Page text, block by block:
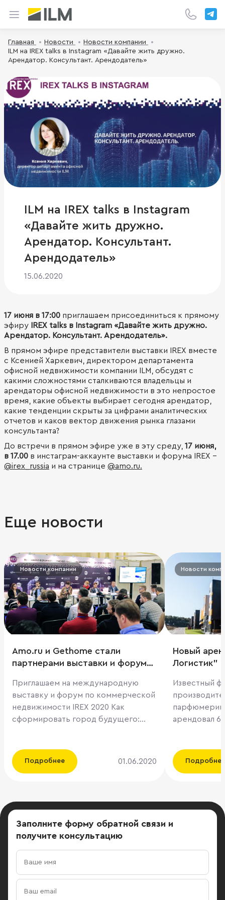
Главная Новости
Новости компании
ILM на IREX talks в Instagram «Давайте жить дружно.
Арендатор. Консультант. Арендодатель»
ILM на IREX talks в Instagram
«Давайте жить дружно.
Арендатор. Консультант.
Арендодатель»
15.06.2020
17 июня в 17:00 приглашаем присоединиться к прямому
эфиру
IREX talks в Instagram «Давайте жить дружно.
Арендатор. Консультант. Арендодатель».
В прямом эфире представители выставки IREX вместе
с Ксенией Харкевич, директором департамента
офисной недвижимости компании ILM, обсудят с
какими сложностями сталкиваются владельцы и
арендаторы офисной недвижимости в это непростое
время, какие объекты выбирает сегодня арендатор,
какие тенденции скрыты за цифрами аналитических
отчетов и каков вектор движения рынка глазами
консультанта?
До встречи в прямом эфире уже в эту среду, 17 июня,
в 17.00 в инстаграм-аккаунте выставки и форума IREX -
@irex_russia и на странице @amo.ru.
Еще новости
Новости компании
Amo.ru и Gethome стали
партнерами выставки и форума
IREX 2020
Приглашаем на международную
выставку и форум по коммерческой
недвижимости IREX 2020 Как
сформировать город будущего:
актуальные тренды на IREX 2020. 20-
21 октября 2020 в ЦВК «Экспоцентр»
и жилой недвижимости IREX. Это
для профессионалов и экспертов в
сфере складской, офисной,
логистической, индустриальной,
гостиничной и жилой
недвижимости от организатора
признанных отраслевых
Подробнее 01.06.2020
Новости
Новый
Логистик"
Известный
парфюмерии
арендовал 6
Киевскому
учитывался
помещений.
Подробнее
Заполните форму обратной связи и
получите консультацию